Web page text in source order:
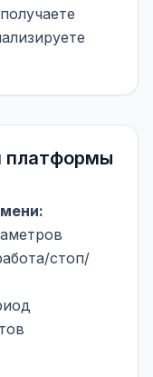
платформы
стоп/